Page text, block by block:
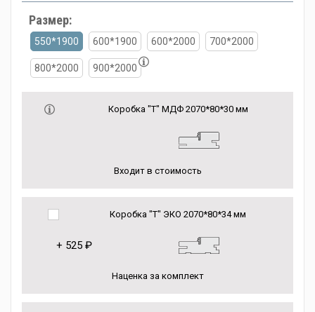
Размер:
550*1900 600*1900 600*2000 700*2000
800*2000 900*2000
Коробка "Т" МДФ 2070*80*30 мм
Входит в стоимость
Коробка "Т" ЭКО 2070*80*34 мм
+ 525 ₽
Наценка за комплект